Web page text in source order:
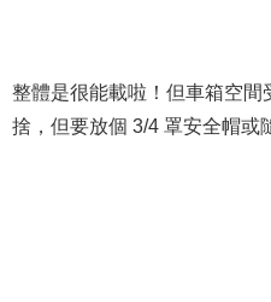
整體是很能載啦！但車箱空間
捨，但要放個 3/4 罩安全帽或